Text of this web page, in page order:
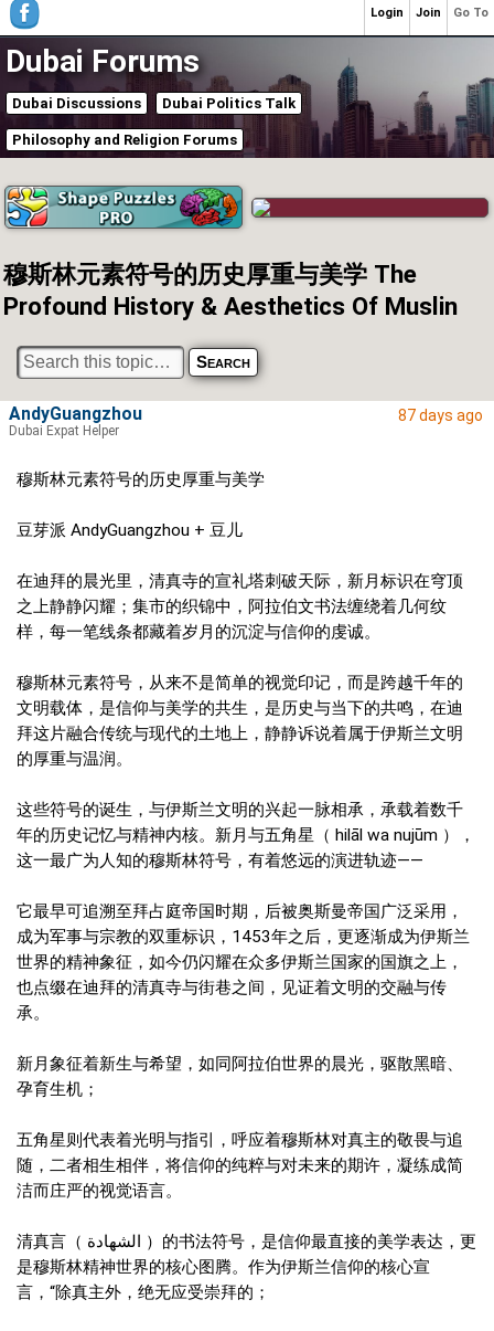
Dubai Forums
Dubai Discussions Dubai Politics Talk
Philosophy and Religion Forums
穆斯林元素符号的历史厚重与美学 The
Profound History & Aesthetics Of Muslin
87 days ago
穆斯林元素符号的历史厚重与美学
豆芽派 AndyGuangzhou + 豆儿
在迪拜的晨光里，清真寺的宣礼塔刺破天际，新月标识在穹顶
之上静静闪耀；集市的织锦中，阿拉伯文书法缠绕着几何纹
样，每一笔线条都藏着岁月的沉淀与信仰的虔诚。
穆斯林元素符号，从来不是简单的视觉印记，而是跨越千年的
文明载体，是信仰与美学的共生，是历史与当下的共鸣，在迪
拜这片融合传统与现代的土地上，静静诉说着属于伊斯兰文明
的厚重与温润。
这些符号的诞生，与伊斯兰文明的兴起一脉相承，承载着数千
年的历史记忆与精神内核。新月与五角星（ hilāl wa nujūm ），
这一最广为人知的穆斯林符号，有着悠远的演进轨迹——
它最早可追溯至拜占庭帝国时期，后被奥斯曼帝国广泛采用，
成为军事与宗教的双重标识，1453年之后，更逐渐成为伊斯兰
世界的精神象征，如今仍闪耀在众多伊斯兰国家的国旗之上，
也点缀在迪拜的清真寺与街巷之间，见证着文明的交融与传
承。
新月象征着新生与希望，如同阿拉伯世界的晨光，驱散黑暗、
孕育生机；
五角星则代表着光明与指引，呼应着穆斯林对真主的敬畏与追
随，二者相生相伴，将信仰的纯粹与对未来的期许，凝练成简
洁而庄严的视觉语言。
清真言（ الشهادة ）的书法符号，是信仰最直接的美学表达，更
是穆斯林精神世界的核心图腾。作为伊斯兰信仰的核心宣
言，“除真主外，绝无应受崇拜的；
AndyGuangzhou
Dubai Expat Helper
Go To
Join
Login